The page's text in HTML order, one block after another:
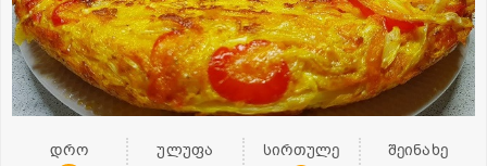
დრო ულუფა სირთულე შეინახე